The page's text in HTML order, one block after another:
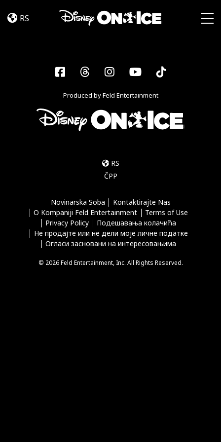
Trip
RS
Facebook
ThreadsInstagram
YouTubeTiktok
Produced by Feld Entertainment
RS
ČPP
Novinarska Soba
Kontaktirajte Nas
O Kompaniji Feld Entertainment
Terms of Use
Privacy Policy
Подешавања колачића
Не продајте или не дели моје личне податке
Огласи засновани на интересовањима
© 2026 Feld Entertainment, Inc. All Rights Reserved.